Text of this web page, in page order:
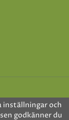
inställningar och
godkänner du